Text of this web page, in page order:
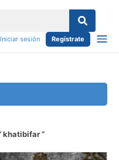
Iniciar sesión Regístrate
khatibifar